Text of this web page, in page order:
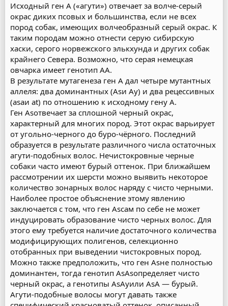
Исходный ген А («агути») отвечает за волче-серый
окрас диких псовых и большинства, если не всех
пород собак, имеющих волчеобразный серый окрас. К
таким породам можно отнести серую сибирскую
хаски, серого норвежского элькхунда и других собак
крайнего Севера. Возможно, что серая немецкая
овчарка имеет генотип АА.
В результате мутагенеза ген А дал четыре мутантных
аллеля: два доминантных (Asи Ay) и два рецессивных
(asaи at) по отношению к исходному гену А.
Ген Asотвечает за сплошной черный окрас,
характерный для многих пород. Этот окрас варьирует
от угольно-черного до буро-чёрного. Последний
образуется в результате различного числа остаточных
агути-подобных волос. Нечистокровные черные
собаки часто имеют бурый оттенок. При ближайшем
рассмотрении их шерсти можно выявить некоторое
количество зонарных волос наряду с чисто черными.
Наиболее простое объяснение этому явлению
заключается с том, что ген Asсам по себе не может
индуцировать образование чисто черных волос. Для
этого ему требуется наличие достаточного количества
модифицирующих полигенов, селекционно
отобранных при выведении чистокровных пород.
Можно также предположить, что ген Asне полностью
доминантен, тогда генотип AsAsопределяет чисто
черный окрас, а генотипы AsAyили AsA — бурый.
Агути-подобные волосы могут давать также